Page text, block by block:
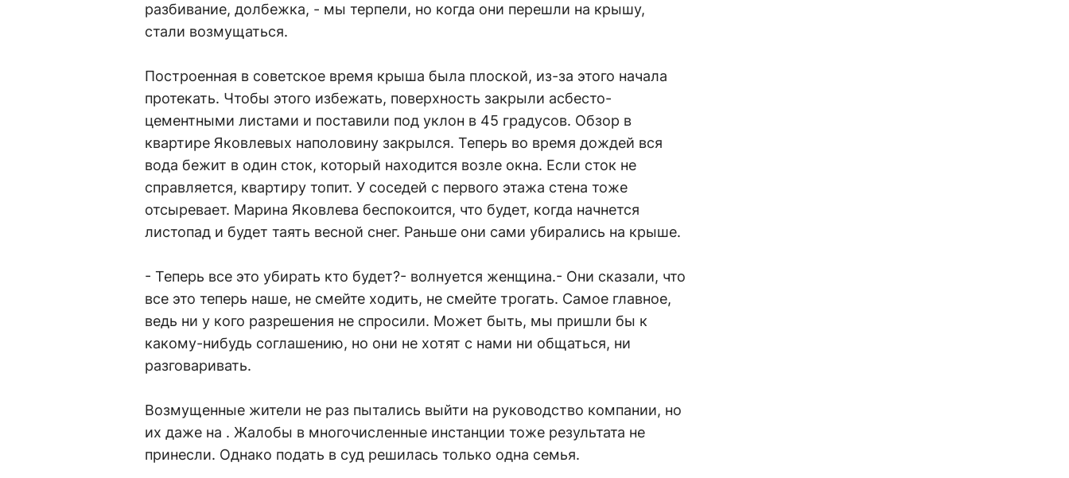
разбивание, долбежка, - мы терпели, но когда они перешли на крышу,
стали возмущаться.
Построенная в советское время крыша была плоской, из-за этого начала
протекать. Чтобы этого избежать, поверхность закрыли асбесто-
цементными листами и поставили под уклон в 45 градусов. Обзор в
квартире Яковлевых наполовину закрылся. Теперь во время дождей вся
вода бежит в один сток, который находится возле окна. Если сток не
справляется, квартиру топит. У соседей с первого этажа стена тоже
отсыревает. Марина Яковлева беспокоится, что будет, когда начнется
листопад и будет таять весной снег. Раньше они сами убирались на крыше.
- Теперь все это убирать кто будет?- волнуется женщина.- Они сказали, что
все это теперь наше, не смейте ходить, не смейте трогать. Самое главное,
ведь ни у кого разрешения не спросили. Может быть, мы пришли бы к
какому-нибудь соглашению, но они не хотят с нами ни общаться, ни
разговаривать.
Возмущенные жители не раз пытались выйти на руководство компании, но
их даже на . Жалобы в многочисленные инстанции тоже результата не
принесли. Однако подать в суд решилась только одна семья.